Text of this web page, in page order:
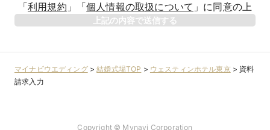
年
「利用規約 」 「個人情報の取扱について 」 に同意の上
上記の内容で送信する
マイナビウエディング>結婚式場TOP > ウェスティンホテル東京> 資料
請求入力
Copyright © Mynavi Corporation